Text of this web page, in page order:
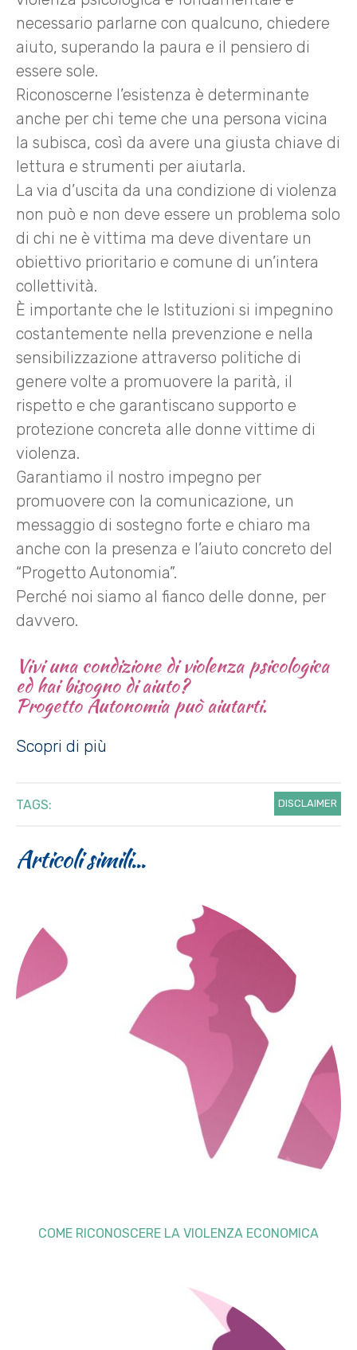
necessario parlarne con qualcuno, chiedere
aiuto, superando la paura e il pensiero di
essere sole.
Riconoscerne l’esistenza è determinante
anche per chi teme che una persona vicina
la subisca, così da avere una giusta chiave di
lettura e strumenti per aiutarla.
La via d’uscita da una condizione di violenza
non può e non deve essere un problema solo
di chi ne è vittima ma deve diventare un
obiettivo prioritario e comune di un’intera
collettività.
È importante che le Istituzioni si impegnino
costantemente nella prevenzione e nella
sensibilizzazione attraverso politiche di
genere volte a promuovere la parità, il
rispetto e che garantiscano supporto e
protezione concreta alle donne vittime di
violenza.
Garantiamo il nostro impegno per
promuovere con la comunicazione, un
messaggio di sostegno forte e chiaro ma
anche con la presenza e l’aiuto concreto del
“Progetto Autonomia”.
Perché noi siamo al fianco delle donne, per
davvero.
Vivi una condizione di violenza psicologica
ed hai bisogno di aiuto?
Progetto Autonomia può aiutarti.
Scopri di più
TAGS: DISCLAIMER
Articoli simili...
COME RICONOSCERE LA VIOLENZA ECONOMICA